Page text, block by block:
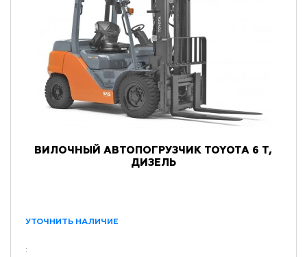
ВИЛОЧНЫЙ АВТОПОГРУЗЧИК TOYOTA 6 Т,
ДИЗЕЛЬ
УТОЧНИТЬ НАЛИЧИЕ
: